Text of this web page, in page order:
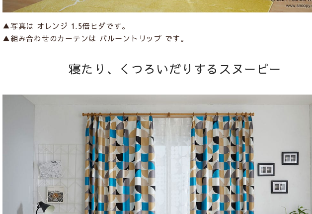
▲写真は オレンジ 1.5倍ヒダです。
▲組み合わせのカーテンは バルーントリップ です。
寝たり、くつろいだりするスヌーピー